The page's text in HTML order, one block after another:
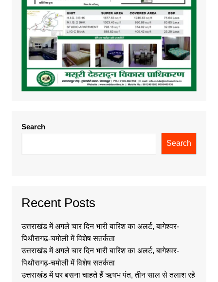
Search
Search
Recent Posts
उत्तराखंड में अगले चार दिन भारी बारिश का अलर्ट, बागेश्वर-
पिथौरागढ़-चमोली में विशेष सतर्कता
उत्तराखंड में अगले चार दिन भारी बारिश का अलर्ट, बागेश्वर-
पिथौरागढ़-चमोली में विशेष सतर्कता
उत्तराखंड में घर बसना चाहते हैं ऋषभ पंत, तीन साल से तलाश रहे